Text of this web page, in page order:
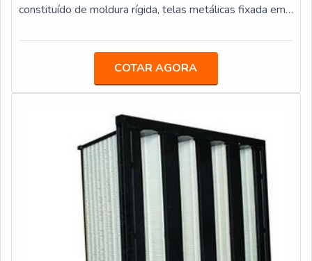
regenerativos automáticos, que por suas vezes podem
gerar de 500 a 10.000 litros/hora de água
deionizada.EMPRESA QUALIFICADA EM
DEIONIZADOR DE ÁGUAReferência na comercialização
de deionizadores, a ECOHOUSE FILTROS oferece
venda, treinamento, assessoria, projeto, supervisão e
dessalinização e reuso de água. Entre em contato agora
mesmo e saiba mais sobre seus diferenciais!
constituído de moldura rígida, telas metálicas fixada em
lados do filtro, e um reforço metálico no sentido do fluxo
PRODUTOEste formato de construção faz com que o
filtro possua uma grande resistências à pressão do ar, no
COTAR AGORA